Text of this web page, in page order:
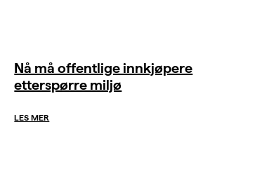
Nå må offentlige innkjøpere
etterspørre miljø
LES MER